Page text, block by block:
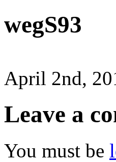
wegS93
April 2nd,
Leave a
You must be